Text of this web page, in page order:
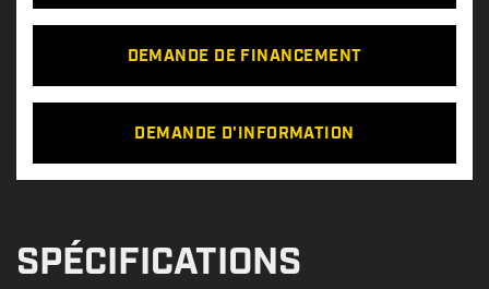
DEMANDE DE FINANCEMENT
DEMANDE D'INFORMATION
SPÉCIFICATIONS